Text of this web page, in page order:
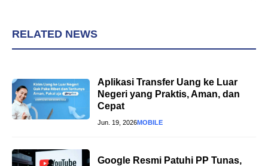
RELATED NEWS
Aplikasi Transfer Uang ke Luar
Negeri yang Praktis, Aman, dan
Cepat
Jun. 19, 2026MOBILE
Google Resmi Patuhi PP Tunas,